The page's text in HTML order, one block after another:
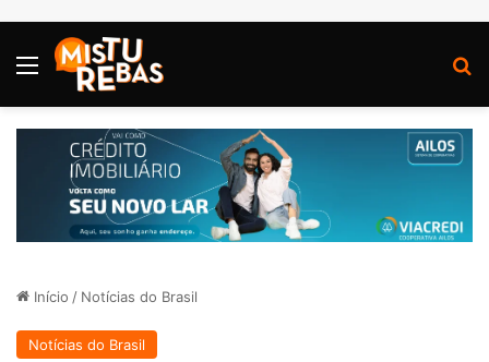
Menu
Início / Notícias do Brasil
Notícias do Brasil